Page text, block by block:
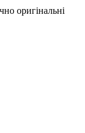
оригінальні